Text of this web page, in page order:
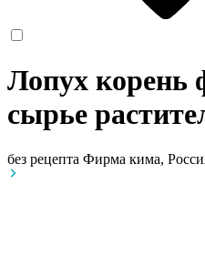
Лопух корень
сырье
без рецепта Фирма кима,